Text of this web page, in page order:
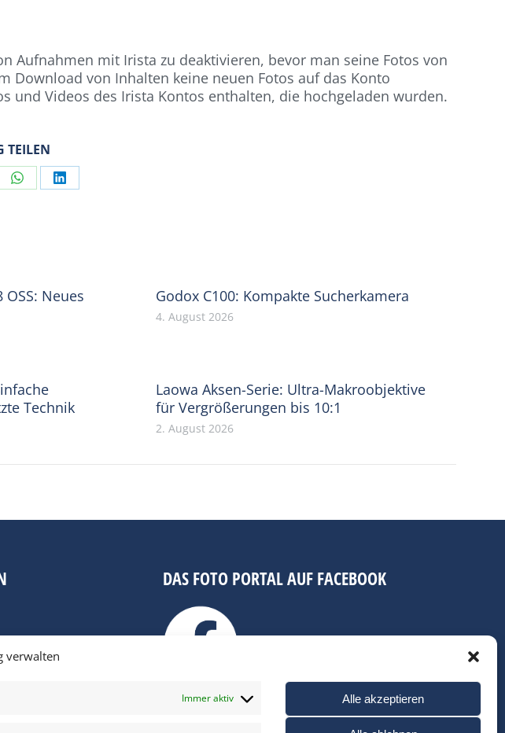
verwalten
Immer aktiv Alle akzeptieren
Aufnahmen mit Irista zu deaktivieren, bevor man seine Fotos von
Download von Inhalten keine neuen Fotos auf das Konto
und Videos des Irista Kontos enthalten, die hochgeladen wurden.
TEILEN
Share Share
OSS: Neues
Godox C100: Kompakte Sucherkamera
4. August 2026
Technik
Laowa Aksen-Serie: Ultra-Makroobjektive
für Vergrößerungen bis 10:1
2. August 2026
DAS FOTO PORTAL AUF FACEBOOK